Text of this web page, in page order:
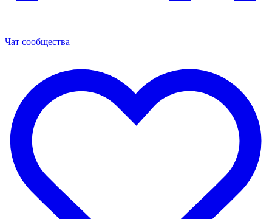
Чат сообщества